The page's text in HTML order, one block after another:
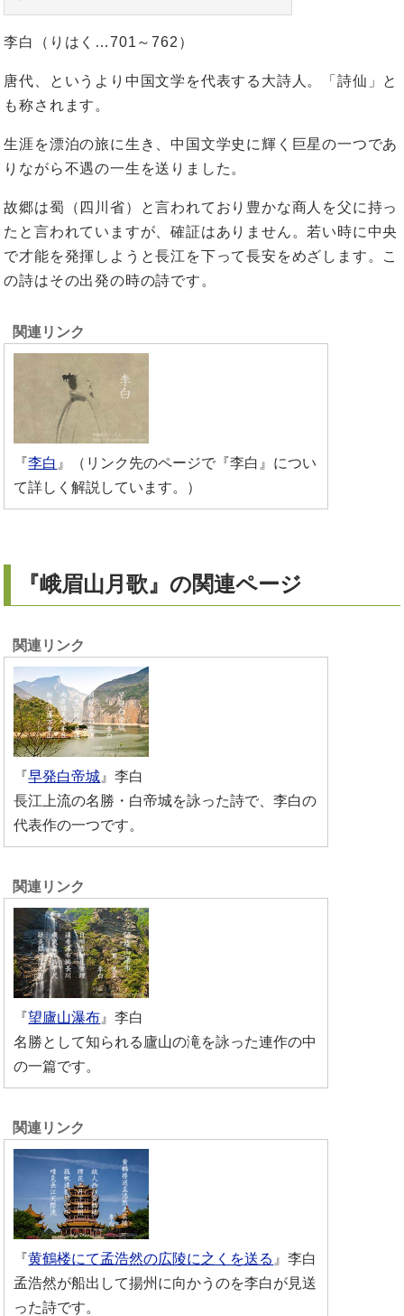
李白（りはく…701～762）
唐代、というより中国文学を代表する大詩人。「詩仙」と
も称されます。
生涯を漂泊の旅に生き、中国文学史に輝く巨星の一つであ
りながら不遇の一生を送りました。
故郷は蜀（四川省）と言われており豊かな商人を父に持っ
たと言われていますが、確証はありません。若い時に中央
で才能を発揮しようと長江を下って長安をめざします。こ
の詩はその出発の時の詩です。
『李白 』（リンク先のページで『李白』につい
て詳しく解説しています。）
『峨眉山月歌』の関連ページ
『早発白帝城 』李白
長江上流の名勝・白帝城を詠った詩で、李白の
代表作の一つです。
『望廬山瀑布 』李白
名勝として知られる廬山の滝を詠った連作の中
の一篇です。
『黄鶴楼にて孟浩然の広陵に之くを送る 』李白
孟浩然が船出して揚州に向かうのを李白が見送
った詩です。